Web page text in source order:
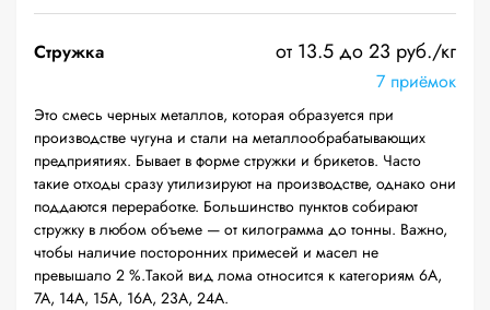
Стружка от 13.5 до 23 руб./кг
7 приёмок
Это смесь черных металлов, которая образуется при
производстве чугуна и стали на металлообрабатывающих
предприятиях. Бывает в форме стружки и брикетов. Часто
такие отходы сразу утилизируют на производстве, однако они
поддаются переработке. Большинство пунктов собирают
стружку в любом объеме — от килограмма до тонны. Важно,
чтобы наличие посторонних примесей и масел не
превышало 2 %.Такой вид лома относится к категориям 6А,
7А, 14А, 15А, 16А, 23А, 24А.